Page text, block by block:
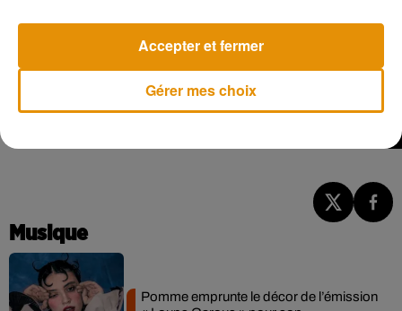
Musique
Pomme emprunte le décor de l’émission
Gérer mes choix
Accepter et fermer